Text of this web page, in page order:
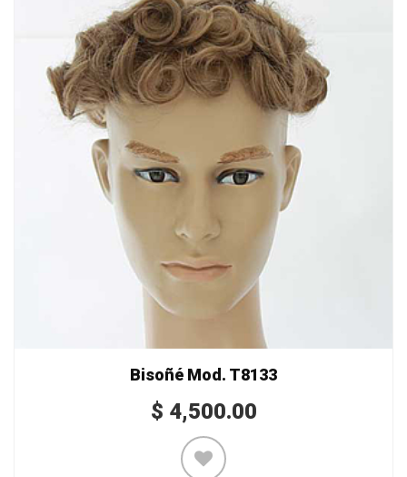
Bisoñé Mod. T8133
$ 4,500.00